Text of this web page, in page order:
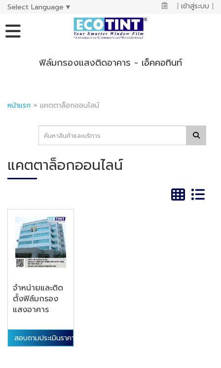
Select Language ▼ | เข้าสู่ระบบ |
ฟิล์มกรองแสงติดอาคาร - เอ็คคอทินท์
หน้าแรก » แคตตาล็อกออนไลน์
แคตตาล็อกออนไลน์
จำหน่ายและติด
ตั้งฟิล์มกรอง
แสงอาคาร
สอบถามประเมินราคา